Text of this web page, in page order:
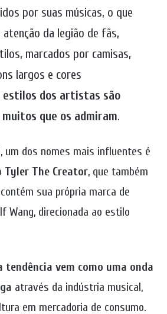
por suas músicas, o que
atenção da legião de fãs,
marcados por camisas,
largos e cores
estilos dos artistas são
que os admiram.
um dos nomes mais influentes é
Tyler The Creator, que também
sua própria marca de
Wang, direcionada ao estilo
tendência vem como uma onda
através da indústria musical,
em mercadoria de consumo.